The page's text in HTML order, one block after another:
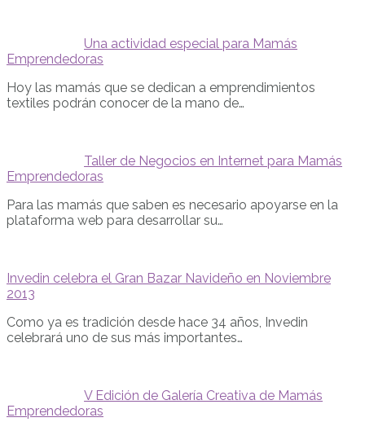
Una actividad especial para Mamás
Emprendedoras
Hoy las mamás que se dedican a emprendimientos
textiles podrán conocer de la mano de…
Taller de Negocios en Internet para Mamás
Emprendedoras
Para las mamás que saben es necesario apoyarse en la
plataforma web para desarrollar su…
Invedin celebra el Gran Bazar Navideño en Noviembre
2013
Como ya es tradición desde hace 34 años, Invedin
celebrará uno de sus más importantes…
V Edición de Galería Creativa de Mamás
Emprendedoras